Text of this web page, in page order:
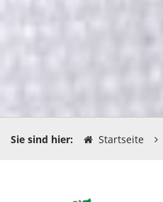
Sie sind hier: Startseite